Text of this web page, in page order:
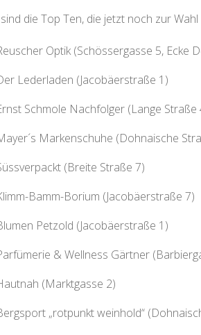
die Top Ten, die jetzt noch zur
Optik (Schössergasse 5, Ecke
Lederladen (Jacobäerstraße 1)
Schmole Nachfolger (Lange Straße
Markenschuhe (Dohnaische
(Breite Straße 7)
Bamm-Borium (Jacobäerstraße 7)
Petzold (Jacobäerstraße 1)
& Wellness Gärtner
(Marktgasse 2)
„rotpunkt weinhold“